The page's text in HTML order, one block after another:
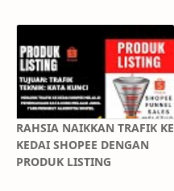
RAHSIA NAIKKAN TRAFIK KE
KEDAI SHOPEE DENGAN
PRODUK LISTING